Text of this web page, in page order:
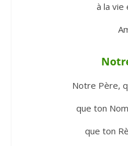
à la vie
Notre Père,
que ton
que ton